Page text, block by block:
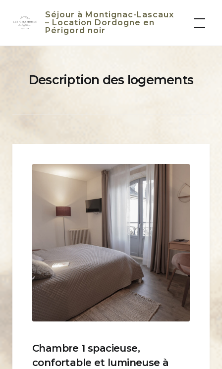
Séjour à Montignac-Lascaux
– Location Dordogne en
Périgord noir
Description des logements
Chambre 1 spacieuse,
confortable et lumineuse à